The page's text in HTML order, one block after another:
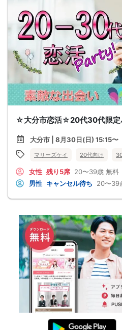
☆大分市恋活☆20代30代限定
大分市 | 8月30日(日) 15:15〜
マリーズケイ 20代向け
女性 残り5席 20〜39歳 無料
男性 キャンセル待ち 20〜39